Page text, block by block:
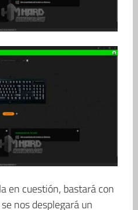
en cuestión, bastará con
nos desplegará un